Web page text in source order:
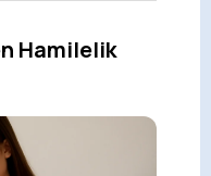
Hamilelik